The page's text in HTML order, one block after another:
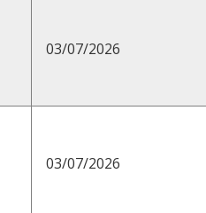
03/07/2026
03/07/2026